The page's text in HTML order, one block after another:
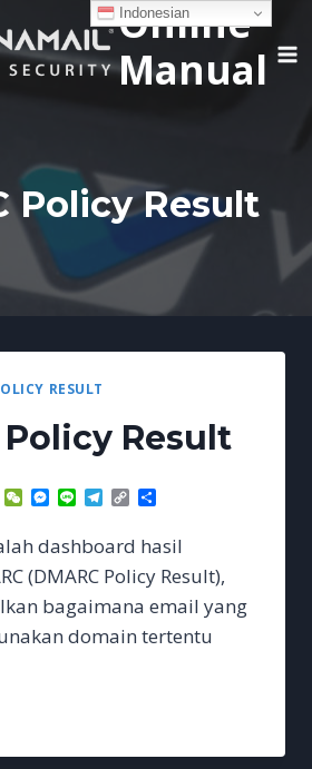
Online
Manual
Policy Result
RESULT
Policy Result
LinkedIn
WeChatMessenger
Line Telegram
Copy
dashboard hasil
(DMARC Policy Result),
bagaimana email yang
domain tertentu
Indonesian